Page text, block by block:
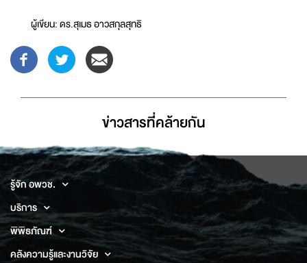
ผู้เขียน: ดร.สุเมธ อาวสกุลสุทธิ
ข่าวสารที่่คล้ายกัน
รู้จัก อพวช.
บริการ
พิพิธภัณฑ์
คลังความรู้และงานวิจัย